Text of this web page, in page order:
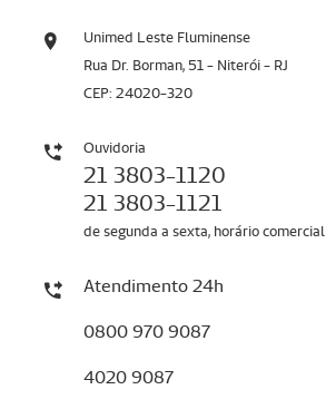
Unimed Leste Fluminense
Rua Dr. Borman, 51 - Niterói - RJ
CEP: 24020-320
Ouvidoria
21 3803-1120
21 3803-1121
de segunda a sexta, horário comercial
Atendimento 24h
0800 970 9087
4020 9087